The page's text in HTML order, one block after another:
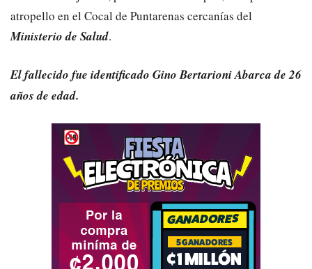
atropello en el Cocal de Puntarenas cercanías del
Ministerio de Salud.
El fallecido fue identificado Gino Bertarioni Abarca de 26
años de edad.